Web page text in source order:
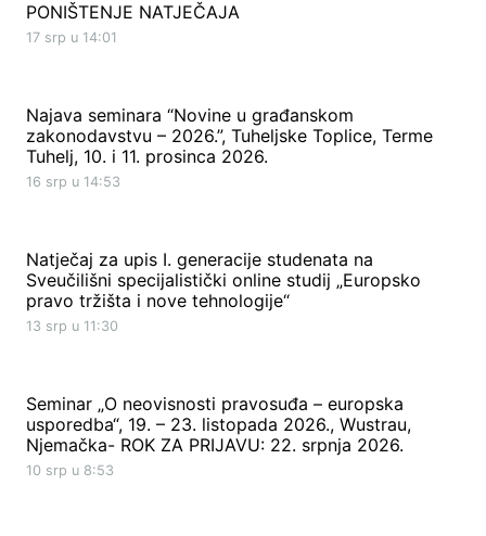
PONIŠTENJE NATJEČAJA
17 srp u 14:01
Najava seminara “Novine u građanskom
zakonodavstvu – 2026.”, Tuheljske Toplice, Terme
Tuhelj, 10. i 11. prosinca 2026.
16 srp u 14:53
Natječaj za upis I. generacije studenata na
Sveučilišni specijalistički online studij „Europsko
pravo tržišta i nove tehnologije“
13 srp u 11:30
Seminar „O neovisnosti pravosuđa – europska
usporedba“, 19. – 23. listopada 2026., Wustrau,
Njemačka- ROK ZA PRIJAVU: 22. srpnja 2026.
10 srp u 8:53